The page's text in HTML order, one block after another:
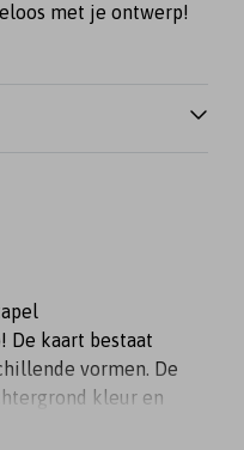
met je ontwerp!
De kaart bestaat
vormen. De
kleur en
het kleinste kaartje